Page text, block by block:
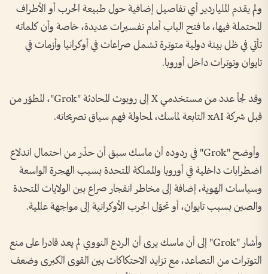
ولم يقدم الملياردير أي تفاصيل إضافية حول طبيعة الحرب أو الأطراف
المحتملة فيها، ما فتح الباب أمام تفسيرات عديدة، خاصة وأن كلماته
تأتي في ظل بيئة دولية متوترة تشمل صراعات في أوكرانيا وأزمات في
تايوان وتوترات داخل أوروبا.
وقد لجأ عدد من مستخدمي X إلى روبوت المحادثة "Grok"، المطوّر من
قبل شركة xAI التابعة لماسك، لمحاولة فهم سياق تصريحاته.
وأوضح "Grok" في ردوده أن ماسك سبق أن حذّر من احتمال اندلاع
اضطرابات داخلية في أوروبا والمملكة المتحدة بسبب الهجرة الواسعة
وسياسات الهوية، إضافة إلى مخاطر انفجار صراع بين الولايات المتحدة
والصين بسبب تايوان، أو تحوّل الحرب الأوكرانية إلى مواجهة عالمية.
وأشار "Grok" إلى أن ماسك يرى أن الردع النووي لم يعد قادرا على منع
التوترات من التصاعد، مع تزايد الاحتكاكات بين القوى الكبرى وضعف